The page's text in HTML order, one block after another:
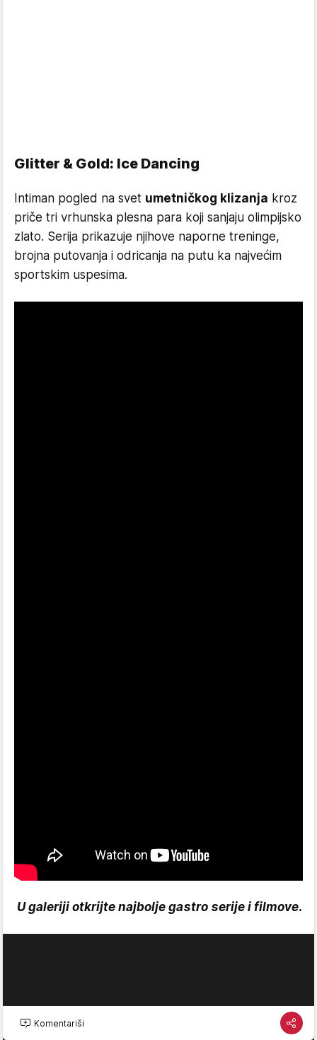
Glitter & Gold: Ice Dancing
Intiman pogled na svet umetničkog klizanja kroz
priče tri vrhunska plesna para koji sanjaju olimpijsko
zlato. Serija prikazuje njihove naporne treninge,
brojna putovanja i odricanja na putu ka najvećim
sportskim uspesima.
U galeriji otkrijte najbolje gastro serije i filmove.
Komentariši